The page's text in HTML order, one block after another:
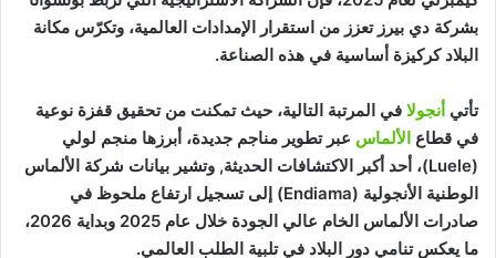
بشركة دي بيرز تعزز من استقرار الإمدادات العالمية، وتكرّس مكانة
البلاد كركيزة أساسية في هذه الصناعة.
تأتي أنجولا في المرتبة التالية، حيث تمكنت من تحقيق قفزة نوعية
في قطاع الألماس عبر تطوير مناجم جديدة، أبرزها منجم لولي
(Luele)، أحد أكبر الاكتشافات الحديثة, وتشير بيانات شركة الألماس
الوطنية الأنجولية (Endiama) إلى تسجيل ارتفاع ملحوظ في
صادرات الألماس الخام عالي الجودة خلال عام 2025 وبداية 2026،
ما يعكس تنامي دور البلاد في تلبية الطلب العالمي.